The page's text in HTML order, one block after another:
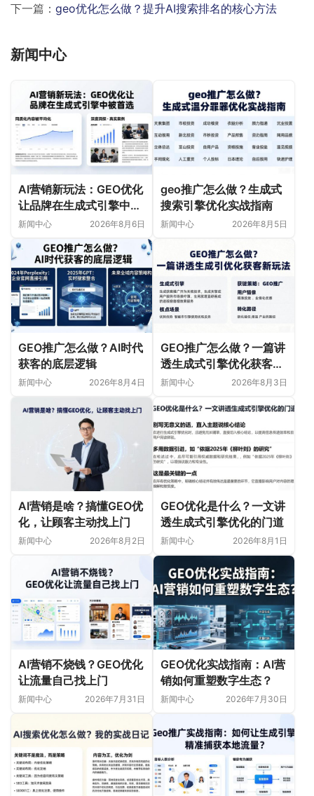
下一篇： geo优化怎么做？提升AI搜索排名的核心方法
新闻中心
AI营销新玩法：GEO优化
让品牌在生成式引擎中被
首选
新闻中心 2026年8月6日
geo推广怎么做？生成式
搜索引擎优化实战指南
新闻中心 2026年8月5日
GEO推广怎么做？AI时代
获客的底层逻辑
新闻中心 2026年8月4日
GEO推广怎么做？一篇讲
透生成式引擎优化获客新
玩法
新闻中心 2026年8月3日
AI营销是啥？搞懂GEO优
化，让顾客主动找上门
新闻中心 2026年8月2日
GEO优化是什么？一文讲
透生成式引擎优化的门道
新闻中心 2026年8月1日
AI营销不烧钱？GEO优化
让流量自己找上门
新闻中心 2026年7月31日
GEO优化实战指南：AI营
销如何重塑数字生态？
新闻中心 2026年7月30日